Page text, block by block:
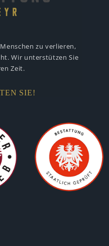
zu verlieren,
Wir unterstützen Sie
Zeit.
SIE!